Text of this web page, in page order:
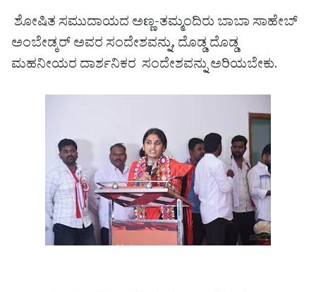
ಶೋಷಿತ ಸಮುದಾಯದ ಅಣ್ಣ-ತಮ್ಮಂದಿರು ಬಾಬಾ ಸಾಹೇಬ್
ಅಂಬೇಡ್ಕರ್ ಅವರ ಸಂದೇಶವನ್ನು, ದೊಡ್ಡ ದೊಡ್ಡ
ಮಹನೀಯರ ದಾರ್ಶನಿಕರ ಸಂದೇಶವನ್ನು ಅರಿಯಬೇಕು.